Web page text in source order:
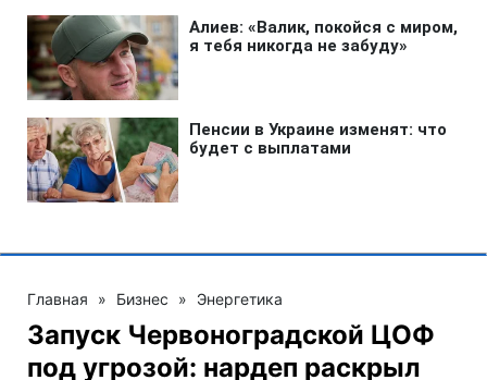
Главная » Бизнес » Энергетика
Запуск Червоноградской ЦОФ
под угрозой: нардеп раскрыл